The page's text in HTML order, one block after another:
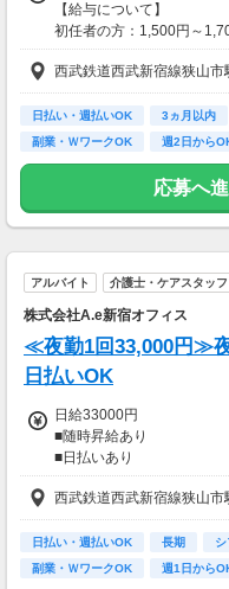
【給与について】
初任者の方：1,500円～
介福の方：1,750円～1,800
無資格の方：1,400円～
資格、経験によって給与は
日払い・週払い可能！
【交通費】
西武鉄道西武新宿線狭山市
日払い・週払いOK 3ヵ月以内
副業・ＷワークOK
週2日から
応募へ
アルバイト 介護士・ケアスタッフ
株式会社A.e新宿オフィス
≪夜勤1回33,000円≫
日払いOK
日給33000円
■随時昇給あり
■日払いあり
=================
【月収例】
◎夜勤で月12日勤務の場合
33,000円×12日
西武鉄道西武新宿線狭山市
日払い・週払いOK 長期
副業・ＷワークOK
週1日から